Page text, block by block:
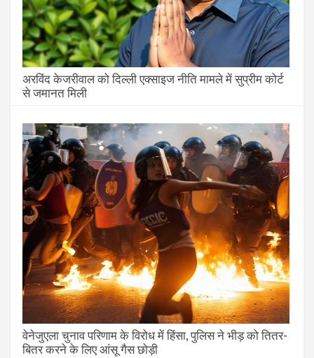
अरविंद केजरीवाल को दिल्ली एक्साइज नीति मामले में सुप्रीम कोर्ट
से जमानत मिली
वेनेजुएला चुनाव परिणाम के विरोध में हिंसा, पुलिस ने भीड़ को तितर-
बितर करने के लिए आंसू गैस छोड़ी